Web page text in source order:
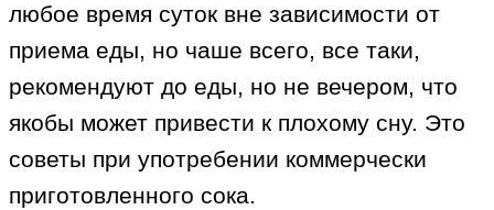
любое время суток вне зависимости от
приема еды, но чаше всего, все таки,
рекомендуют до еды, но не вечером, что
якобы может привести к плохому сну. Это
советы при употребении коммерчески
приготовленного сока.